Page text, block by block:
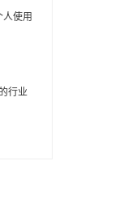
人使用
行业